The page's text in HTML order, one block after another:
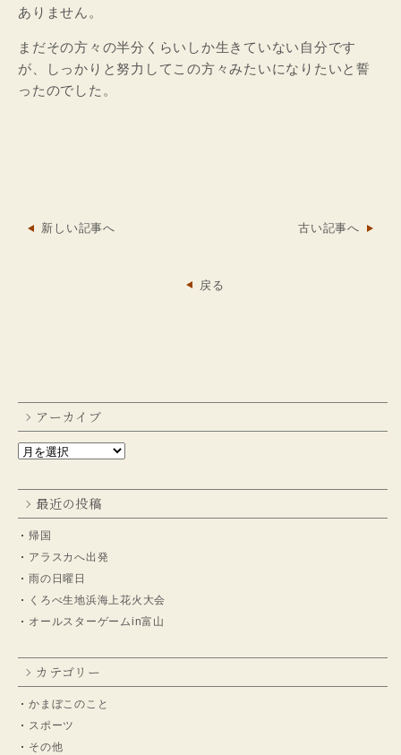
ありません。
まだその方々の半分くらいしか生きていない自分です
が、しっかりと努力してこの方々みたいになりたいと誓
ったのでした。
新しい記事へ 古い記事へ
戻る
アーカイブ
最近の投稿
帰国
アラスカへ出発
雨の日曜日
くろべ生地浜海上花火大会
オールスターゲームin富山
カテゴリー
かまぼこのこと
スポーツ
その他